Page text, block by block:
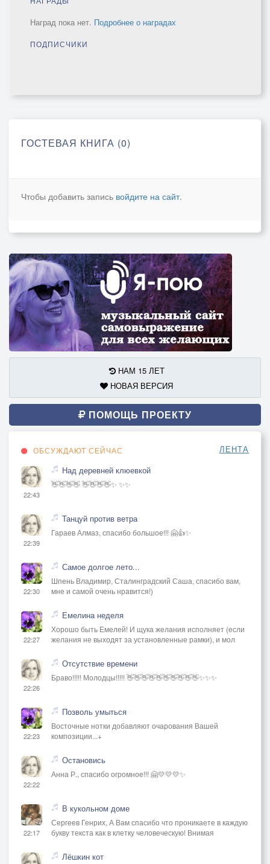
Наград пока нет. Подробнее о наградах
ПОДПИСЧИКИ
ГОСТЕВАЯ КНИГА (0)
Чтобы добавить запись войдите на сайт.
НАМ 15 ЛЕТ
НОВАЯ ВЕРСИЯ
ПОМОЩЬ ПРОЕКТУ
ОБСУЖДАЮТ СЕЙЧАС ЛЕНТА
22:43
Над деревней клюевкой
👋👋👋👋 👋👋👋👋✨ ✨✨
22:39
Танцуй против ветра
Гараев Алмаз, спасибо большое!!! 🤗👍✨
22:30
Самое долгое лето...
Шпень Владимир, Сталинградский Саша, спасибо вам,
мне и самой очень нравится!)
22:27
Емелина неделя
Хорошо быть Емелей! И щука желания исполняет (если
желания не выходят за установленные рамки), и мол
22:26
Отсутствие времени
Браво!!!!! Молодцы!!!!! 👋👋👋👋👋👋👋👋👋👋✨✨✨
22:23
Позволь умыться
Восточные нотки добавляют очарования Вашей
композиции...+
22:22
Остановись
Анна Р., спасибо огромное!!! 🤗💛💛💛✨
22:17
В кукольном доме
Сергеев Генрих, А Вам спасибо что проникаете в каждую
букву текста как в клетку человеческую! Внимая
Лёшкин кот